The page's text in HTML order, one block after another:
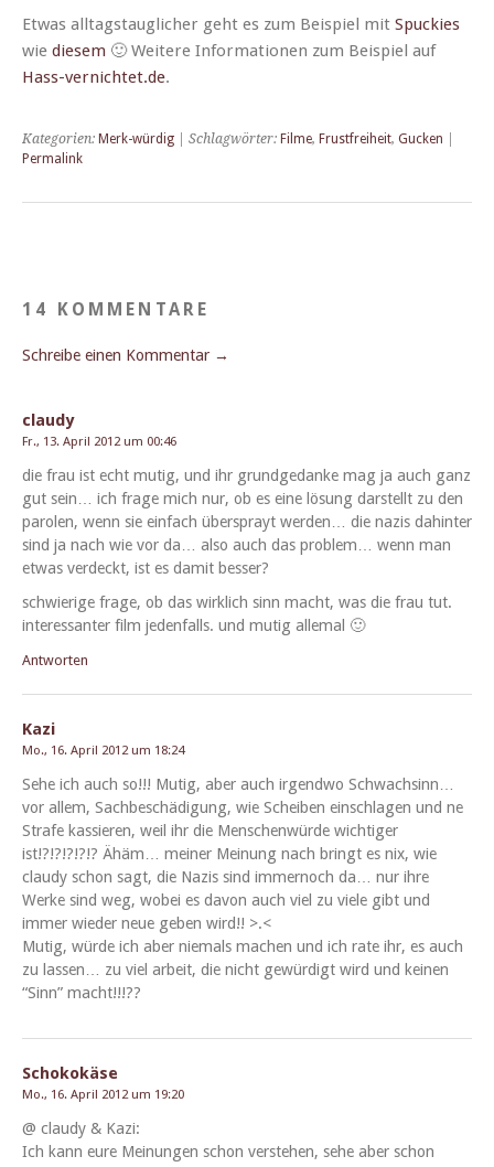
Etwas all­t­agstauglich­er geht es zum Beispiel mit Spuck­ies
wie diesem 🙂 Weit­ere Infor­ma­tio­nen zum Beispiel auf
Hass-vernichtet.de.
Kategorien: Merk-würdig | Schlagwörter: Filme, Frustfreiheit, Gucken
Permalink
14 KOMMENTARE
Schreibe einen Kommentar →
claudy
Fr., 13. April 2012 um 00:46
die frau ist echt mutig, und ihr grundgedanke mag ja auch ganz
gut sein… ich frage mich nur, ob es eine lösung darstellt zu den
parolen, wenn sie ein­fach über­sprayt wer­den… die nazis dahin­ter
sind ja nach wie vor da… also auch das prob­lem… wenn man
etwas verdeckt, ist es damit besser?
schwierige frage, ob das wirk­lich sinn macht, was die frau tut.
inter­es­san­ter film jeden­falls. und mutig allemal 🙂
Antworten
Kazi
Mo., 16. April 2012 um 18:24
Sehe ich auch so!!! Mutig, aber auch irgend­wo Schwachsinn…
vor allem, Sachbeschädi­gung, wie Scheiben ein­schla­gen und ne
Strafe kassieren, weil ihr die Men­schen­würde wichtiger
ist!?!?!?!?!? Ähäm… mein­er Mei­n­ung nach bringt es nix, wie
claudy schon sagt, die Nazis sind immer­noch da… nur ihre
Werke sind weg, wobei es davon auch viel zu viele gibt und
immer wieder neue geben wird!! >.<
Mutig, würde ich aber niemals machen und ich rate ihr, es auch
zu lassen… zu viel arbeit, die nicht gewürdigt wird und keinen
“Sinn” macht!!!??
Schokokäse
Mo., 16. April 2012 um 19:20
@ claudy & Kazi:
Ich kann eure Mei­n­un­gen schon ver­ste­hen, sehe aber schon